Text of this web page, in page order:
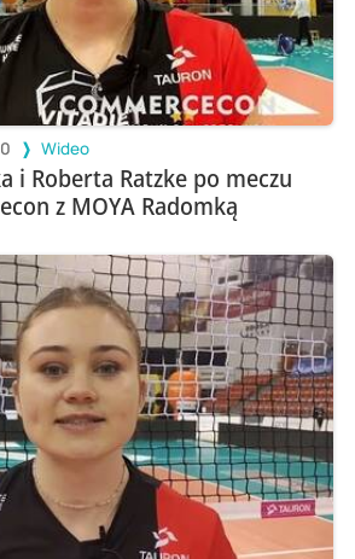
Wideo
i Roberta Ratzke po meczu
z MOYA Radomką